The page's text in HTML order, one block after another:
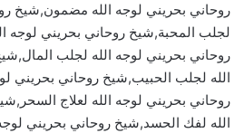
روحاني بحريني لوجه الله مضمون,شيخ
لجلب المحبة,شيخ روحاني بحريني لوجه
روحاني بحريني لوجه الله لجلب
الله لجلب الحبيب,شيخ روحاني بحريني
روحاني بحريني لوجه الله لعلاج
الله لفك الحسد,شيخ روحاني بحريني